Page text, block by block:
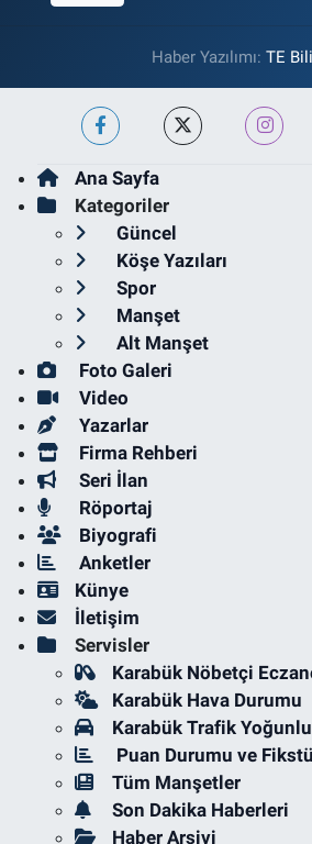
Haber Yazılımı: TE
Ana Sayfa
Kategoriler
Güncel
Köşe Yazıları
Spor
Manşet
Alt Manşet
Foto Galeri
Video
Yazarlar
Firma Rehberi
Seri İlan
Röportaj
Biyografi
Anketler
Künye
İletişim
Servisler
Karabük Nöbetçi
Karabük Hava Durumu
Karabük Trafik
Puan Durumu ve
Tüm Manşetler
Son Dakika Haberleri
Haber Arşivi